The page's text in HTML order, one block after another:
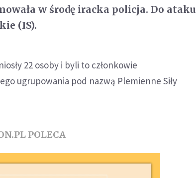
w środę iracka policja. Do ataku
(IS).
22 osoby i byli to członkowie
ugrupowania pod nazwą Plemienne Siły
POLECA